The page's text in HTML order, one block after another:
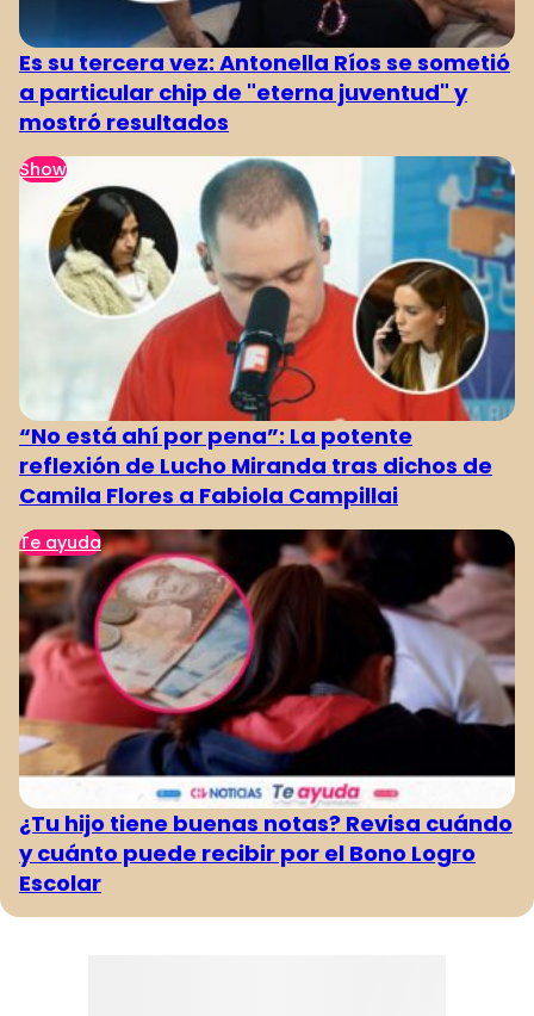
Es su tercera vez: Antonella Ríos se sometió
a particular chip de "eterna juventud" y
mostró resultados
Show
“No está ahí por pena”: La potente
reflexión de Lucho Miranda tras dichos de
Camila Flores a Fabiola Campillai
Te ayuda
¿Tu hijo tiene buenas notas? Revisa cuándo
y cuánto puede recibir por el Bono Logro
Escolar